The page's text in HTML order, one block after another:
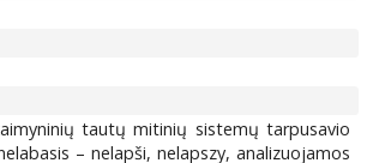
tautų mitinių sistemų tarpusavio
– nelapši, nelapszy, analizuojamos